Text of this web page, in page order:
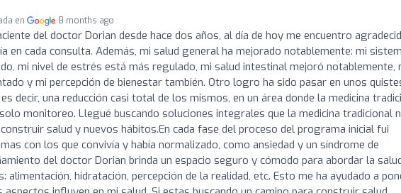
en 8 months ago
del doctor Dorian desde hace dos años, al día de hoy me encuentro
en cada consulta. Además, mi salud general ha mejorado notablemente: mi
mi nivel de estrés está más regulado, mi salud intestinal mejoró notablemente,
y mi percepción de bienestar también. Otro logro ha sido pasar en unos
es decir, una reducción casi total de los mismos, en un área donde la medicina
monitoreo. Llegué buscando soluciones integrales que la medicina tradicional
salud y nuevos hábitos.En cada fase del proceso del programa inicial fui
con los que convivía y había normalizado, como ansiedad y un síndrome de
del doctor Dorian brinda un espacio seguro y cómodo para abordar la
alimentación, hidratación, percepción de la realidad, etc. Esto me ha ayudado a